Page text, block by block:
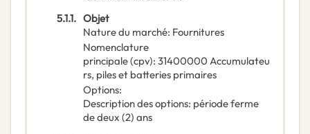
5.1.1. Objet
Nature du marché: Fournitures
Nomenclature
principale(cpv): 31400000 Accumulateu
rs, piles et batteries primaires
Options:
Description des options: période ferme
de deux (2) ans